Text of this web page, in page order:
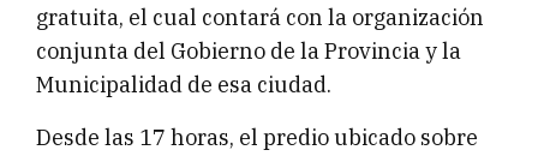
gratuita, el cual contará con la organización
conjunta del Gobierno de la Provincia y la
Municipalidad de esa ciudad.
Desde las 17 horas, el predio ubicado sobre